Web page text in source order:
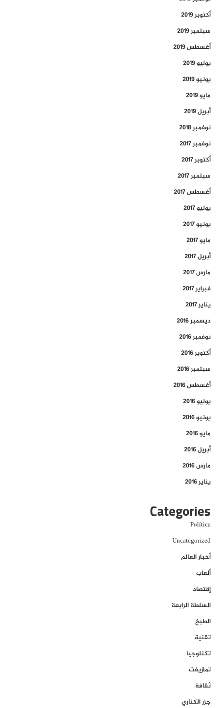
أكتوبر 2019
سبتمبر 2019
أغسطس 2019
يوليو 2019
يونيو 2019
مايو 2019
أبريل 2019
نوفمبر 2018
نوفمبر 2017
أكتوبر 2017
سبتمبر 2017
أغسطس 2017
يوليو 2017
يونيو 2017
مايو 2017
أبريل 2017
مارس 2017
فبراير 2017
يناير 2017
ديسمبر 2016
نوفمبر 2016
أكتوبر 2016
سبتمبر 2016
أغسطس 2016
يوليو 2016
يونيو 2016
مايو 2016
أبريل 2016
مارس 2016
يناير 2016
Categories
Política
Uncategorized
أخبار العالم
ألعاب
إقتصاد
السلطة الرابعة
الطبخ
تقنية
تكنلوجيا
تمازيغت
ثقافة
جزر الكناري